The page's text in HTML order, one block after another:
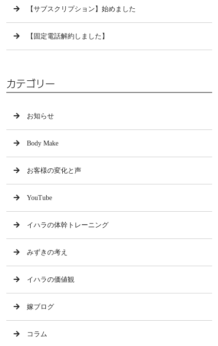
【サブスクリプション】始めました
【固定電話解約しました】
カテゴリー
お知らせ
Body Make
お客様の変化と声
YouTube
イハラの体幹トレーニング
みずきの考え
イハラの価値観
嫁ブログ
コラム